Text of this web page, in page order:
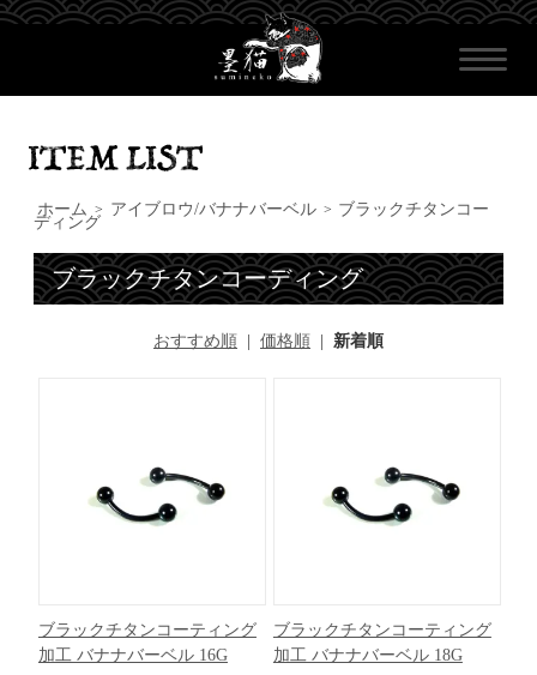
ホーム > アイブロウ/バナナバーベル > ブラックチタンコー
ディング
ブラックチタンコーディング
おすすめ順 価格順 新着順
ブラックチタンコーティング
加工 バナナバーベル 16G
ブラックチタンコーティング
加工 バナナバーベル 18G